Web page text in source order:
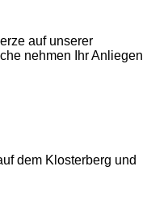
auf unserer
nehmen Ihr Anliegen
dem Klosterberg und